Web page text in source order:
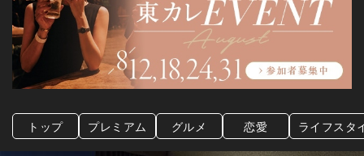
トップ プレミアム グルメ 恋愛 ライフスタ